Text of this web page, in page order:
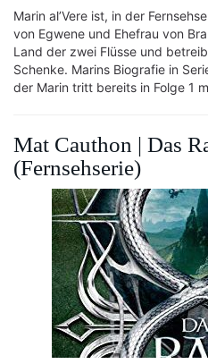
Marin al’Vere ist, in der
von Egwene und Ehefrau von
Land der zwei Flüsse und
Schenke. Marins Biografie in
der Marin tritt bereits in Folge 1
Mat Cauthon | Das
(Fernsehserie)